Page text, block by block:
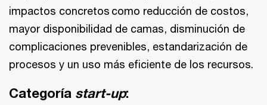
impactos concretos como reducción de costos,
mayor disponibilidad de camas, disminución de
complicaciones prevenibles, estandarización de
procesos y un uso más eficiente de los recursos.
Categoría start-up: